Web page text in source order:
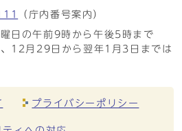
（庁内番号案内）
日の午前9時から午後5時まで
、12月29日から翌年1月3日までは
プライバシーポリシー